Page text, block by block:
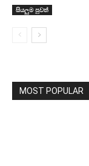
සියලුම පුවත්
MOST POPULAR